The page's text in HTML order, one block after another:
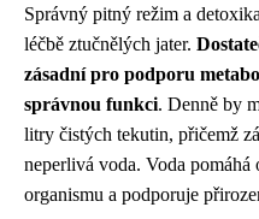
Správný pitný režim a
léčbě ztučnělých jater.
zásadní pro podporu
správnou funkci. Denně by
litry čistých tekutin, přičemž
neperlivá voda. Voda
organismu a podporuje